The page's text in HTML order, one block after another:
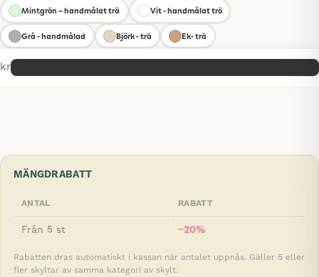
Mintgrön – handmålat trä Vit - handmålat trö
Grå - handmålad Björk - trä Ek- trä
kr
MÄNGDRABATT
ANTAL RABATT
Från 5 st −20%
Rabatten dras automatiskt i kassan när antalet uppnås. Gäller 5 eller
fler skyltar av samma kategori av skylt.